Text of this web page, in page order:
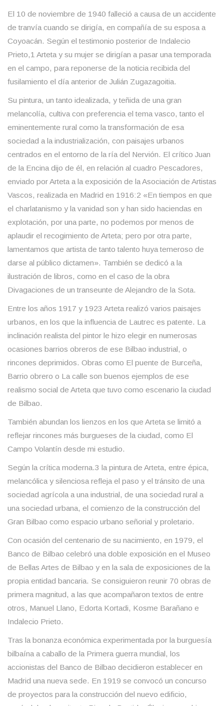
El 10 de noviembre de 1940 falleció a causa de un accidente
de tranvía cuando se dirigía, en compañía de su esposa a
Coyoacán. Según el testimonio posterior de Indalecio
Prieto,1 Arteta y su mujer se dirigían a pasar una temporada
en el campo, para reponerse de la noticia recibida del
fusilamiento el día anterior de Julián Zugazagoitia.
Su pintura, un tanto idealizada, y teñida de una gran
melancolía, cultiva con preferencia el tema vasco, tanto el
eminentemente rural como la transformación de esa
sociedad a la industrialización, con paisajes urbanos
centrados en el entorno de la ría del Nervión. El crítico Juan
de la Encina dijo de él, en relación al cuadro Pescadores,
enviado por Arteta a la exposición de la Asociación de Artistas
Vascos, realizada en Madrid en 1916:2 «En tiempos en que
el charlatanismo y la vanidad son y han sido haciendas en
explotación, por una parte, no podemos por menos de
aplaudir el recogimiento de Arteta; pero por otra parte,
lamentamos que artista de tanto talento huya temeroso de
darse al público dictamen». También se dedicó a la
ilustración de libros, como en el caso de la obra
Divagaciones de un transeunte de Alejandro de la Sota.
Entre los años 1917 y 1923 Arteta realizó varios paisajes
urbanos, en los que la influencia de Lautrec es patente. La
inclinación realista del pintor le hizo elegir en numerosas
ocasiones barrios obreros de ese Bilbao industrial, o
rincones deprimidos. Obras como El puente de Burceña,
Barrio obrero o La calle son buenos ejemplos de ese
realismo social de Arteta que tuvo como escenario la ciudad
de Bilbao.
También abundan los lienzos en los que Arteta se limitó a
reflejar rincones más burgueses de la ciudad, como El
Campo Volantín desde mi estudio.
Según la crítica moderna.3 la pintura de Arteta, entre épica,
melancólica y silenciosa refleja el paso y el tránsito de una
sociedad agrícola a una industrial, de una sociedad rural a
una sociedad urbana, el comienzo de la construcción del
Gran Bilbao como espacio urbano señorial y proletario.
Con ocasión del centenario de su nacimiento, en 1979, el
Banco de Bilbao celebró una doble exposición en el Museo
de Bellas Artes de Bilbao y en la sala de exposiciones de la
propia entidad bancaria. Se consiguieron reunir 70 obras de
primera magnitud, a las que acompañaron textos de entre
otros, Manuel Llano, Edorta Kortadi, Kosme Barañano e
Indalecio Prieto.
Tras la bonanza económica experimentada por la burguesía
bilbaína a caballo de la Primera guerra mundial, los
accionistas del Banco de Bilbao decidieron establecer en
Madrid una nueva sede. En 1919 se convocó un concurso
de proyectos para la construcción del nuevo edificio,